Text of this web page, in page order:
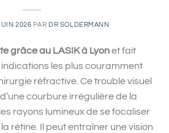
2026 PAR DR SOLDERMANN
grâce au LASIK à Lyonet fait
les plus couramment
réfractive. Ce trouble visuel
courbure irrégulière de la
rayons lumineux de se focaliser
rétine. Il peut entraîner une vision